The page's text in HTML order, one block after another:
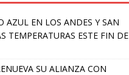
AZUL EN LOS ANDES Y SAN
TEMPERATURAS ESTE FIN DE
SU ALIANZA CON